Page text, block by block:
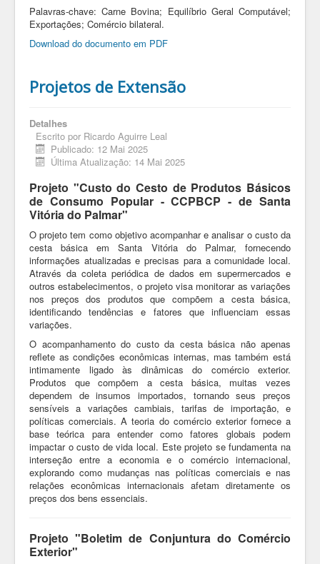
Palavras-chave: Carne Bovina; Equilíbrio Geral Computável;
Exportações; Comércio bilateral.
Download do documento em PDF
Projetos de Extensão
Detalhes
Escrito por Ricardo Aguirre Leal
Publicado: 12 Mai 2025
Última Atualização: 14 Mai 2025
Projeto "Custo do Cesto de Produtos Básicos
de Consumo Popular - CCPBCP - de Santa
Vitória do Palmar"
O projeto tem como objetivo acompanhar e analisar o custo da
cesta básica em Santa Vitória do Palmar, fornecendo
informações atualizadas e precisas para a comunidade local.
Através da coleta periódica de dados em supermercados e
outros estabelecimentos, o projeto visa monitorar as variações
nos preços dos produtos que compõem a cesta básica,
identificando tendências e fatores que influenciam essas
variações.
O acompanhamento do custo da cesta básica não apenas
reflete as condições econômicas internas, mas também está
intimamente ligado às dinâmicas do comércio exterior.
Produtos que compõem a cesta básica, muitas vezes
dependem de insumos importados, tornando seus preços
sensíveis a variações cambiais, tarifas de importação, e
políticas comerciais. A teoria do comércio exterior fornece a
base teórica para entender como fatores globais podem
impactar o custo de vida local. Este projeto se fundamenta na
interseção entre a economia e o comércio internacional,
explorando como mudanças nas políticas comerciais e nas
relações econômicas internacionais afetam diretamente os
preços dos bens essenciais.
Projeto "Boletim de Conjuntura do Comércio
Exterior"